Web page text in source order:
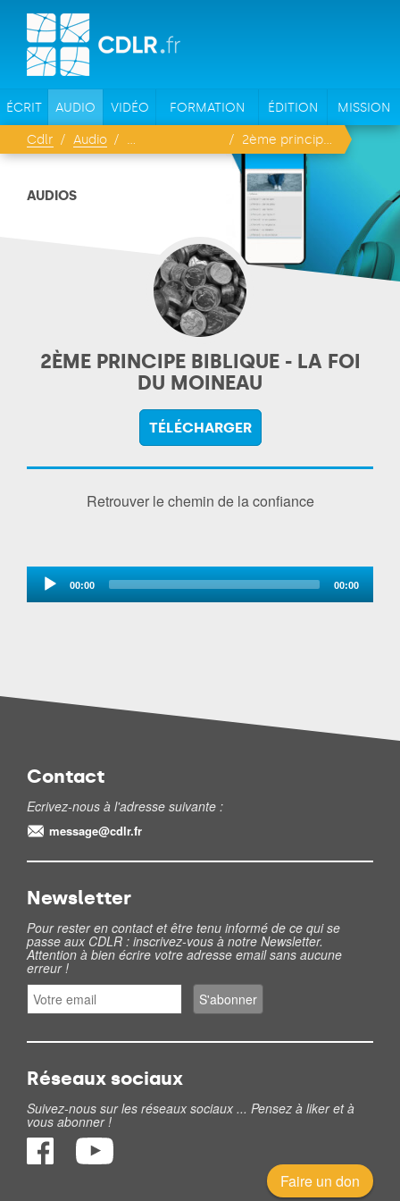
ÉCRIT AUDIO VIDÉO FORMATION ÉDITION MISSION
Cdlr Audio 2ème principe biblique - La foi du moineau
AUDIOS
2ÈME PRINCIPE BIBLIQUE - LA FOI
DU MOINEAU
TÉLÉCHARGER
Retrouver le chemin de la confiance
Audio
Player 00:00 00:00
Contact
Ecrivez-nous à l'adresse suivante :
message@cdlr.fr
Newsletter
Pour rester en contact et être tenu informé de ce qui se
passe aux CDLR : inscrivez-vous à notre Newsletter.
Attention à bien écrire votre adresse email sans aucune
erreur !
Réseaux sociaux
Suivez-nous sur les réseaux sociaux ... Pensez à liker et à
vous abonner !
Faire un don